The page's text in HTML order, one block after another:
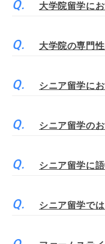
大学院留学に
大学院の専門
シニア留学に
シニア留学の
シニア留学に
シニア留学で